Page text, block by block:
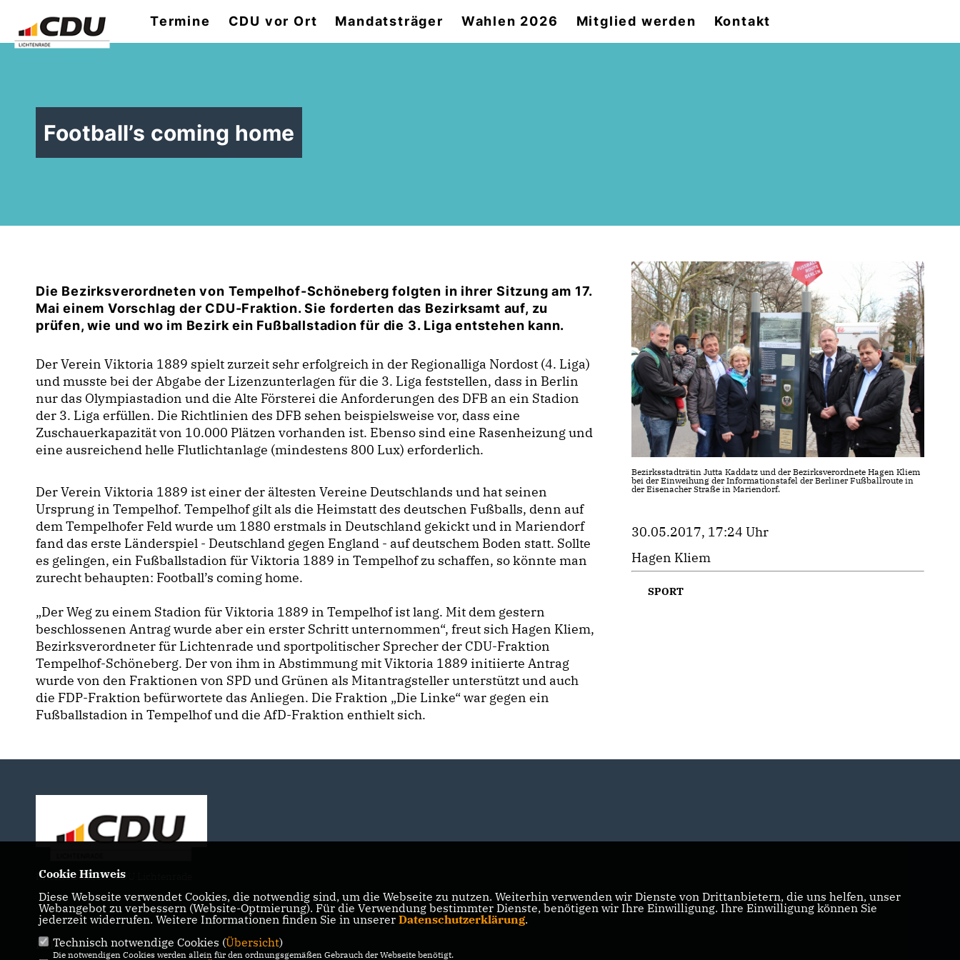
Termine CDU vor Ort Mandatsträger Wahlen 2026 Mitglied werden Kontakt
Football’s coming home
Die Bezirksverordneten von Tempelhof-Schöneberg folgten in ihrer Sitzung am 17.
Mai einem Vorschlag der CDU-Fraktion. Sie forderten das Bezirksamt auf, zu
prüfen, wie und wo im Bezirk ein Fußballstadion für die 3. Liga entstehen kann.
Der Verein Viktoria 1889 spielt zurzeit sehr erfolgreich in der Regionalliga Nordost (4. Liga)
und musste bei der Abgabe der Lizenzunterlagen für die 3. Liga feststellen, dass in Berlin
nur das Olympiastadion und die Alte Försterei die Anforderungen des DFB an ein Stadion
der 3. Liga erfüllen. Die Richtlinien des DFB sehen beispielsweise vor, dass eine
Zuschauerkapazität von 10.000 Plätzen vorhanden ist. Ebenso sind eine Rasenheizung und
eine ausreichend helle Flutlichtanlage (mindestens 800 Lux) erforderlich.
Der Verein Viktoria 1889 ist einer der ältesten Vereine Deutschlands und hat seinen
Ursprung in Tempelhof. Tempelhof gilt als die Heimstatt des deutschen Fußballs, denn auf
dem Tempelhofer Feld wurde um 1880 erstmals in Deutschland gekickt und in Mariendorf
fand das erste Länderspiel - Deutschland gegen England - auf deutschem Boden statt. Sollte
es gelingen, ein Fußballstadion für Viktoria 1889 in Tempelhof zu schaffen, so könnte man
zurecht behaupten: Football’s coming home.
Der Weg zu einem Stadion für Viktoria 1889 in Tempelhof ist lang. Mit dem gestern
beschlossenen Antrag wurde aber ein erster Schritt unternommen“, freut sich Hagen Kliem,
Bezirksverordneter für Lichtenrade und sportpolitischer Sprecher der CDU-Fraktion
Tempelhof-Schöneberg. Der von ihm in Abstimmung mit Viktoria 1889 initiierte Antrag
wurde von den Fraktionen von SPD und Grünen als Mitantragsteller unterstützt und auch
die FDP-Fraktion befürwortete das Anliegen. Die Fraktion „Die Linke“ war gegen ein
Fußballstadion in Tempelhof und die AfD-Fraktion enthielt sich.
Bezirksstadträtin Jutta Kaddatz und der Bezirksverordnete Hagen Kliem
bei der Einweihung der Informationstafel der Berliner Fußballroute in
der Eisenacher Straße in Mariendorf.
30.05.2017, 17:24 Uhr
Hagen Kliem
SPORT
Internetseite der CDU Lichtenrade
IMPRESSUM DATENSCHUTZ KONTAKT
Cookie Hinweis
Diese Webseite verwendet Cookies, die notwendig sind, um die Webseite zu nutzen. Weiterhin verwenden wir Dienste von Drittanbietern, die uns helfen, unser
Webangebot zu verbessern (Website-Optmierung). Für die Verwendung bestimmter Dienste, benötigen wir Ihre Einwilligung. Ihre Einwilligung können Sie
jederzeit widerrufen. Weitere Informationen finden Sie in unserer Datenschutzerklärung.
Technisch notwendige Cookies (Übersicht)
Die notwendigen Cookies werden allein für den ordnungsgemäßen Gebrauch der Webseite benötigt.